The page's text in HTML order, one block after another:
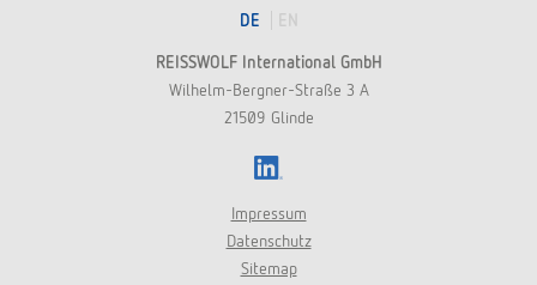
DE EN
REISSWOLF International GmbH
Wilhelm-Bergner-Straße 3 A
21509 Glinde
Impressum
Datenschutz
Sitemap